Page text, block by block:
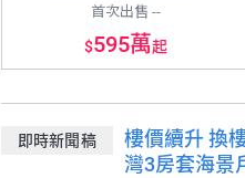
首次出售 --
$595萬起
即時新聞稿
樓價續升 換樓客加速入市
灣3房套海景